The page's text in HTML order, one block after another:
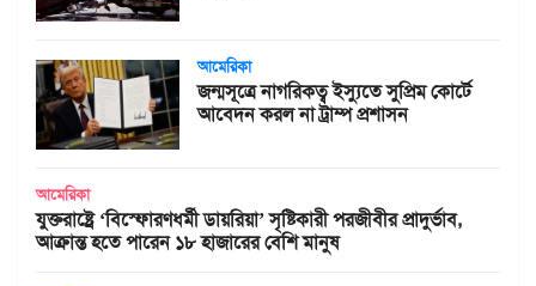
আমেরিকা
জন্মসূত্রে নাগরিকত্ব ইস্যুতে সুপ্রিম কোর্টে
আবেদন করল না ট্রাম্প প্রশাসন
আমেরিকা
যুক্তরাষ্ট্রে ‘বিস্ফোরণধর্মী ডায়রিয়া’ সৃষ্টিকারী পরজীবীর প্রাদুর্ভাব,
আক্রান্ত হতে পারেন ১৮ হাজারের বেশি মানুষ